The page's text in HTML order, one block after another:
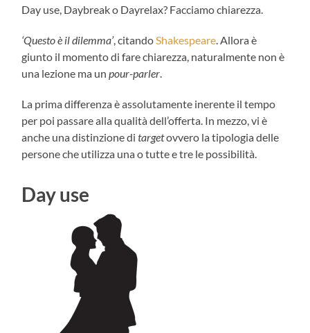
Day use, Daybreak o Dayrelax? Facciamo chiarezza.
‘Questo è il dilemma’, citando Shakespeare . Allora è
giunto il momento di fare chiarezza, naturalmente non è
una lezione ma un pour-parler
La prima differenza è assolutamente inerente il tempo
per poi passare alla qualità dell’offerta. In mezzo, vi è
anche una distinzione ditargetovvero la tipologia delle
persone che utilizza una o tutte e tre le possibilità.
Day use